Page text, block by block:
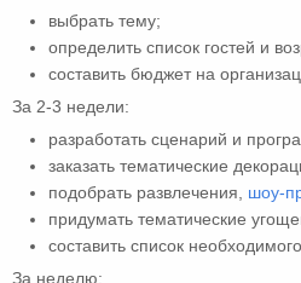
выбрать тему;
определить список гостей и
составить бюджет на
За 2-3 недели:
разработать сценарий и
заказать тематические
подобрать развлечения, шоу-
придумать тематические
составить список
За неделю: